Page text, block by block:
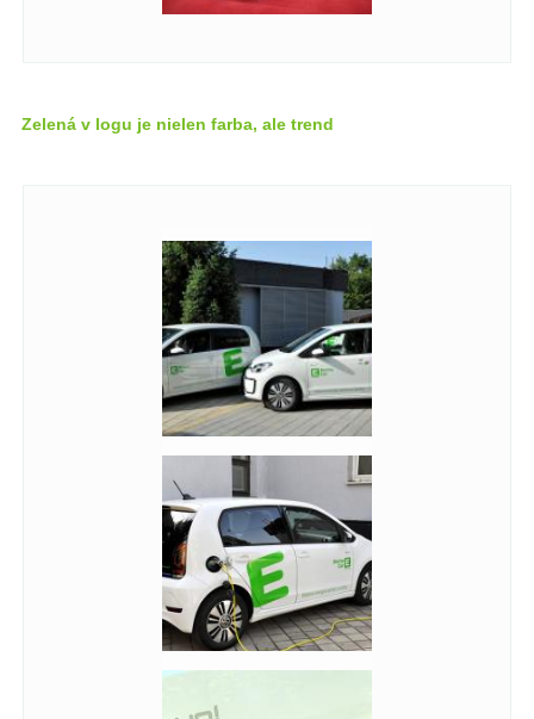
Zelená v logu je nielen farba, ale trend